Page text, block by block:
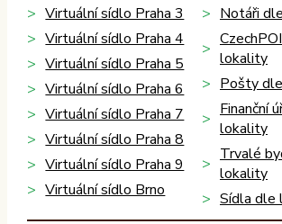
Virtuální sídlo Praha 3
Virtuální sídlo Praha 4
Virtuální sídlo Praha 5
Virtuální sídlo Praha 6
Virtuální sídlo Praha 7
Virtuální sídlo Praha 8
Virtuální sídlo Praha 9
Virtuální sídlo Brno
Notáři
lokality
Pošty
Finanční
lokality
Trvalé
lokality
Sídla dle